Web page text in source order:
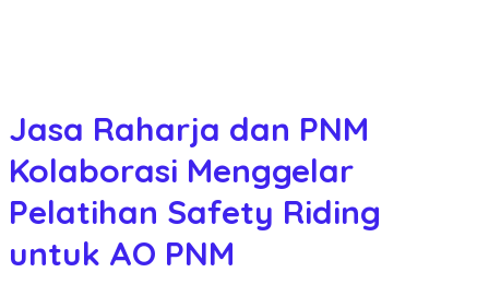
Jasa Raharja dan PNM
Kolaborasi Menggelar
Pelatihan Safety Riding
untuk AO PNM